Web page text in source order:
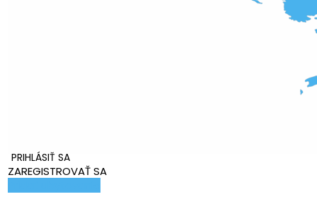
PRIHLÁSIŤ SA
ZAREGISTROVAŤ SA